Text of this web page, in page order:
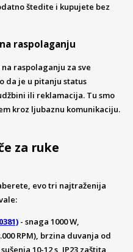
štedite i kupujete bez
raspolaganju
raspolaganju za sve
da je u pitanju status
ili reklamacija. Tu smo
kroz ljubaznu komunikaciju.
za ruke
evo tri najtraženija
- snaga 1000 W,
RPM), brzina duvanja od
10-12 s, IP23 zaštita,